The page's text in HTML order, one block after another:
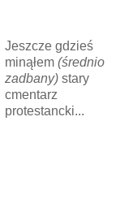
Jeszcze gdzieś
minąłem (średnio
zadbany)stary
cmentarz
protestancki...